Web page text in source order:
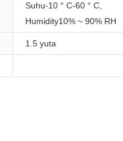
Suhu-10 ° C-60 ° C,
Humidity10% ~ 90% RH
1.5 yuta